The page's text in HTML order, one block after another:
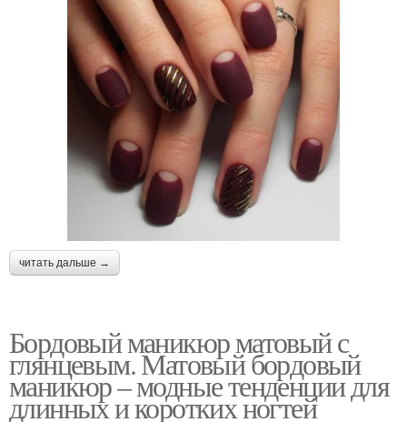
читать дальше →
Бордовый маникюр матовый с
глянцевым. Матовый бордовый
маникюр – модные тенденции для
длинных и коротких ногтей